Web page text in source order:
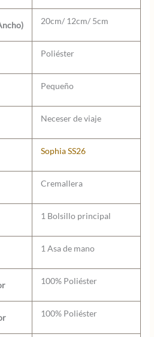
20cm/ 12cm/ 5cm
Poliéster
Pequeño
Neceser de viaje
Sophia SS26
Cremallera
1 Bolsillo principal
1 Asa de mano
100% Poliéster
100% Poliéster